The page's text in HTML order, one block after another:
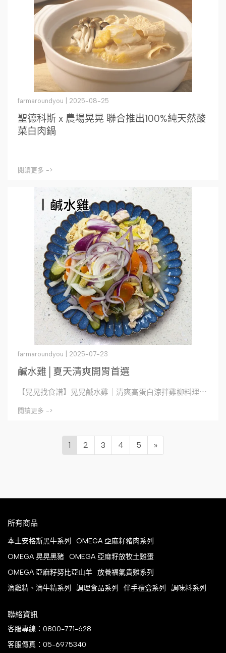
聖德科斯 x 農場晃晃 聯合推出100%純天然酸
菜白肉鍋
farmaroundyou | 2025-08-25
閱讀更多 ->
鹹水雞│夏天清爽開胃首選
farmaroundyou | 2025-07-23
【晃晃找食譜】晃晃鹹水雞｜清爽高蛋白涼拌雞柳料理⋯
閱讀更多 ->
1 2 3 4 5 »
所有商品
本土安格斯黑牛系列
OMEGA 亞麻籽豬肉系列
OMEGA 晃晃黑豬 OMEGA 亞麻籽放牧土雞蛋
OMEGA 亞麻籽努比亞山羊 放養福氣貴雞系列
滴雞精、滴牛精系列
調理食品系列 伴手禮盒系列 調味料系列
聯絡資訊
客服專線：0800-771-628
客服傳真：05-6975340